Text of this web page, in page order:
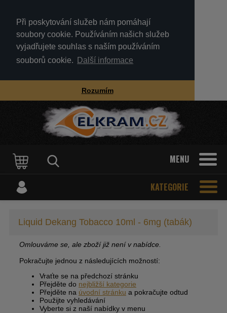
Při poskytování služeb nám pomáhají
soubory cookie. Používáním našich služeb
vyjadřujete souhlas s naším používáním
souborů cookie.
Další informace
Rozumím
MENU
KATEGORIE
Liquid Dekang Tobacco 10ml - 6mg (tabák)
Omlouváme se, ale zboží již není v nabídce.
Pokračujte jednou z následujících možností:
Vraťte se na předchozí stránku
Přejděte do nejbližší kategorie
Přejděte na úvodní stránku a pokračujte odtud
Použijte vyhledávání
Vyberte si z naší nabídky v menu